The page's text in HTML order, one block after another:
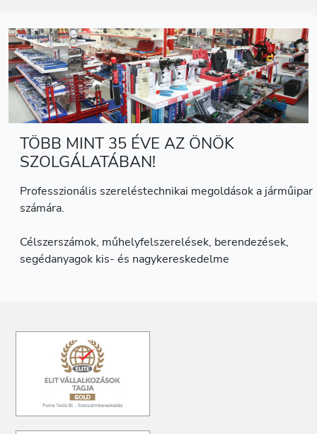
TÖBB MINT 35 ÉVE AZ ÖNÖK
SZOLGÁLATÁBAN!
Professzionális szereléstechnikai megoldások a járműipar
számára.
Célszerszámok, műhelyfelszerelések, berendezések,
segédanyagok kis- és nagykereskedelme